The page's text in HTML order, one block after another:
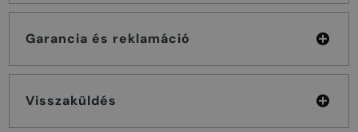
Garancia és reklamáció
Visszaküldés